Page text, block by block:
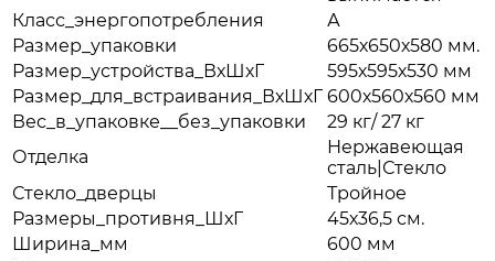
Класс_энергопотребления
А
Размер_упаковки
665х650х580 мм.
Размер_устройства_ВхШхГ
595х595х530 мм
Размер_для_встраивания_ВхШхГ 600х560х560 мм
Вес_в_упаковке__без_упаковки
29 кг/ 27 кг
Отделка
Нержавеющая
сталь|Стекло
Стекло_дверцы
Тройное
Размеры_противня_ШхГ
45х36,5 см.
Ширина_мм
600 мм